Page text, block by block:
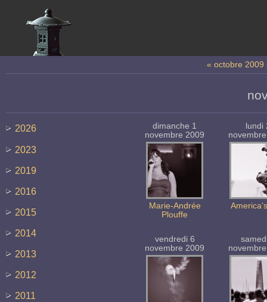
« octobre 2009
2026
2023
2019
2016
2015
2014
2013
2012
2011
dimanche 1
novembre 2009
Marie-Andrée
Plouffe
lundi
vendredi 6
novembre 2009